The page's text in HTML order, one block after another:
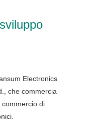
Electronics
che commercia
di